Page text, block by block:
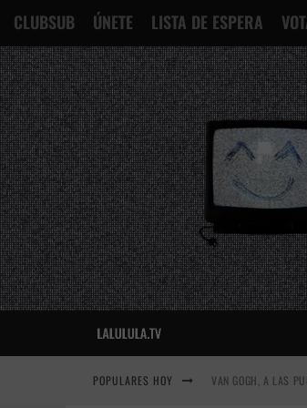
CLUBSUB ÚNETE LISTA DE ESPERA
POPULARES HOY VAN GOGH, A LAS